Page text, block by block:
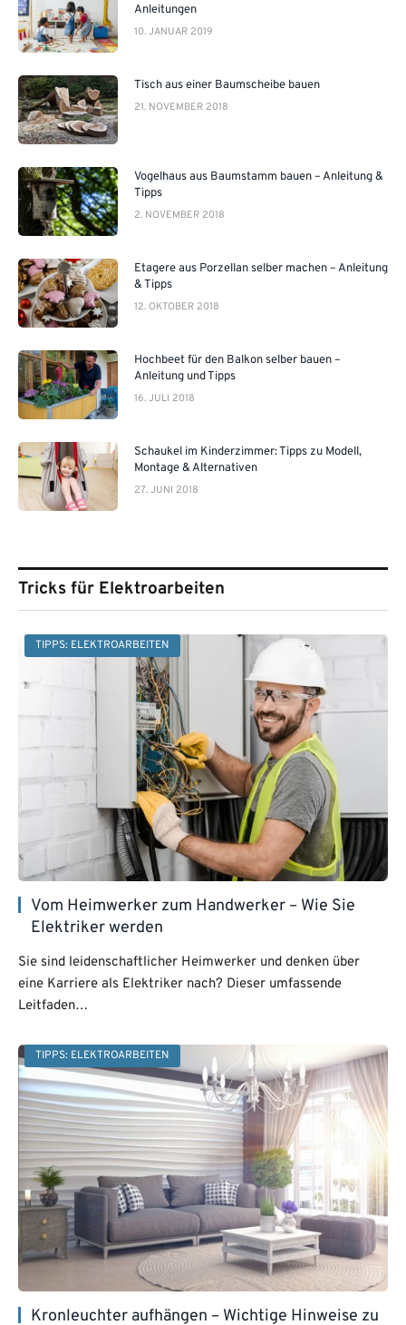
Anleitungen
10. JANUAR 2019
Tisch aus einer Baumscheibe bauen
21. NOVEMBER 2018
Vogelhaus aus Baumstamm bauen – Anleitung &
Tipps
2. NOVEMBER 2018
Etagere aus Porzellan selber machen – Anleitung
& Tipps
12. OKTOBER 2018
Hochbeet für den Balkon selber bauen –
Anleitung und Tipps
16. JULI 2018
Schaukel im Kinderzimmer: Tipps zu Modell,
Montage & Alternativen
27. JUNI 2018
Tricks für Elektroarbeiten
TIPPS: ELEKTROARBEITEN
Vom Heimwerker zum Handwerker – Wie Sie
Elektriker werden
Sie sind leidenschaftlicher Heimwerker und denken über
eine Karriere als Elektriker nach? Dieser umfassende
Leitfaden…
TIPPS: ELEKTROARBEITEN
Kronleuchter aufhängen – Wichtige Hinweise zu